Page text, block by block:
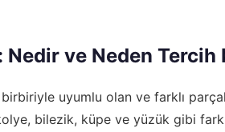
Nedir ve Neden
uyumlu olan ve farklı
bilezik, küpe ve yüzük gibi